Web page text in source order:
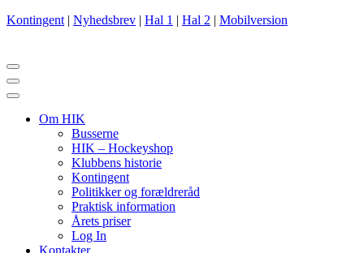
Kontingent | Nyhedsbrev | Hal 1 | Hal 2 | Mobilversion
Navigation
menu
Navigation
menu
Om HIK
Busserne
HIK – Hockeyshop
Klubbens historie
Kontingent
Politikker og forældreråd
Praktisk information
Årets priser
Log In
Kontakter